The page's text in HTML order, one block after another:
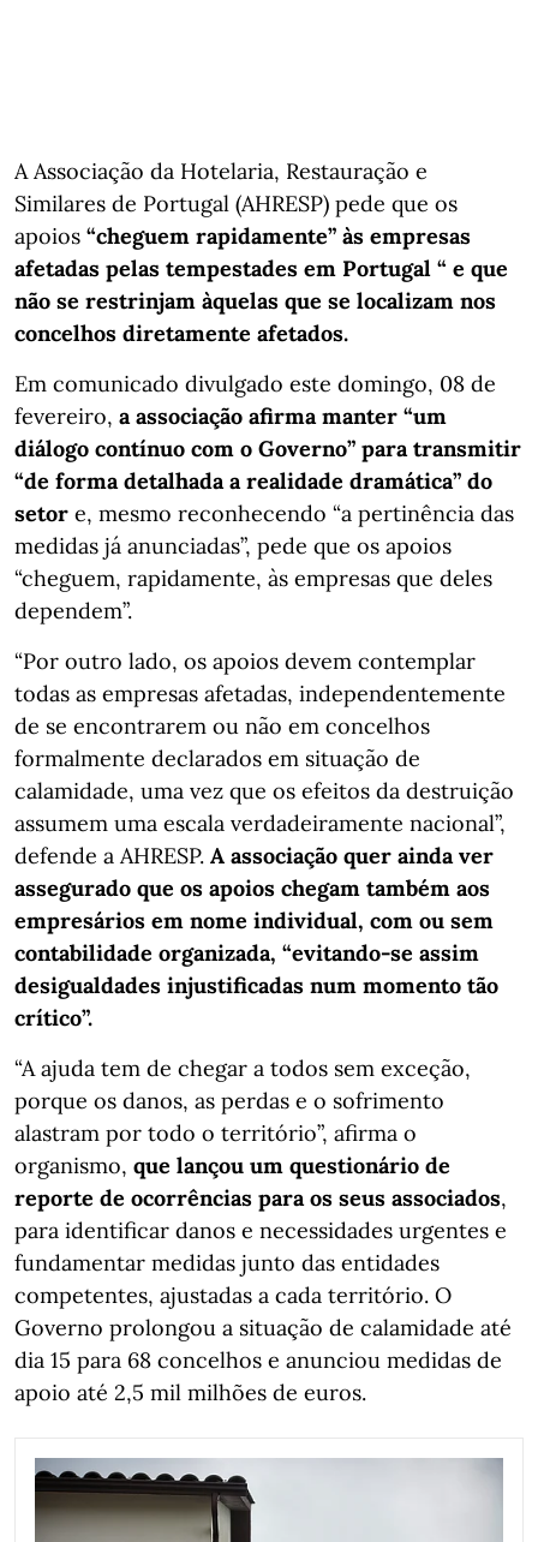
A Associação da Hotelaria, Restauração e
Similares de Portugal (AHRESP) pede que os
apoios “cheguem rapidamente” às empresas
afetadas pelas tempestades em Portugal “ e que
não se restrinjam àquelas que se localizam nos
concelhos diretamente afetados.
Em comunicado divulgado este domingo, 08 de
fevereiro, a associação afirma manter “um
diálogo contínuo com o Governo” para transmitir
“de forma detalhada a realidade dramática” do
setor e, mesmo reconhecendo “a pertinência das
medidas já anunciadas”, pede que os apoios
“cheguem, rapidamente, às empresas que deles
dependem”.
“Por outro lado, os apoios devem contemplar
todas as empresas afetadas, independentemente
de se encontrarem ou não em concelhos
formalmente declarados em situação de
calamidade, uma vez que os efeitos da destruição
assumem uma escala verdadeiramente nacional”,
defende a AHRESP. A associação quer ainda ver
assegurado que os apoios chegam também aos
empresários em nome individual, com ou sem
contabilidade organizada, “evitando-se assim
desigualdades injustificadas num momento tão
crítico”.
“A ajuda tem de chegar a todos sem exceção,
porque os danos, as perdas e o sofrimento
alastram por todo o território”, afirma o
organismo, que lançou um questionário de
reporte de ocorrências para os seus associados,
para identificar danos e necessidades urgentes e
fundamentar medidas junto das entidades
competentes, ajustadas a cada território. O
Governo prolongou a situação de calamidade até
dia 15 para 68 concelhos e anunciou medidas de
apoio até 2,5 mil milhões de euros.